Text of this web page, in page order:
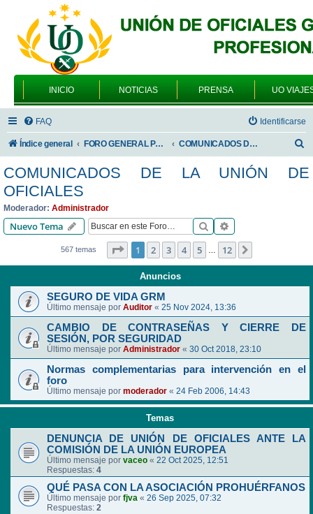
INICIO NOTICIAS PRENSA UO
FAQ Identificarse
Índice general FORO GENERAL PARA TODOS LOS USUARIOS COMUNICADOS DE LA UNIÓN DE OFICIALES
s
COMUNICADOS DE LA UNIÓN DE
OFICIALES
Moderador: Administrador
Nuevo Tema Buscar
567 temas Página de 12
1 2 3 4 5 … 12
Anuncios
SEGURO DE VIDA GRM
Último mensaje por Auditor « 25 Nov 2024, 13:36
CAMBIO DE CONTRASEÑAS Y CIERRE DE
SESIÓN, POR SEGURIDAD
Último mensaje por Administrador « 30 Oct 2018, 23:10
Normas complementarias para intervención en el
foro
Último mensaje por moderador « 24 Feb 2006, 14:43
Temas
DENUNCIA DE UNIÓN DE OFICIALES ANTE LA
COMISIÓN DE LA UNIÓN EUROPEA
Último mensaje por vaceo « 22 Oct 2025, 12:51
Respuestas: 4
QUÉ PASA CON LA ASOCIACIÓN PROHUÉRFANOS
Último mensaje por fjva « 26 Sep 2025, 07:32
Respuestas: 2